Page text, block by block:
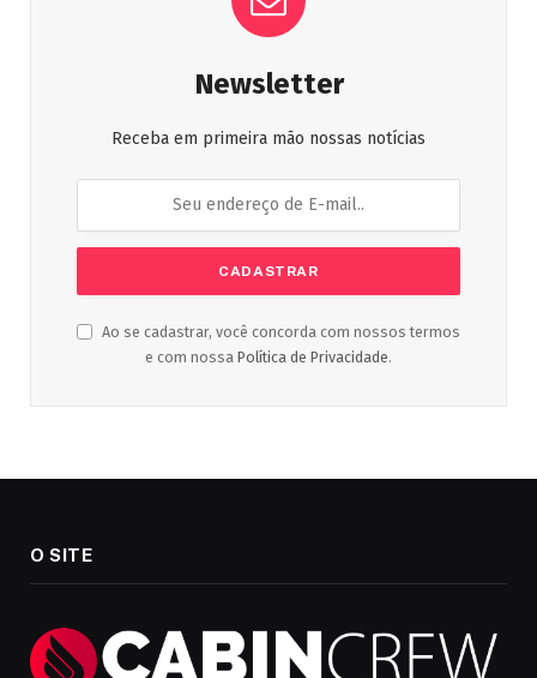
Newsletter
Receba em primeira mão nossas notícias
Ao se cadastrar, você concorda com nossos termos
e com nossa Política de Privacidade.
O SITE